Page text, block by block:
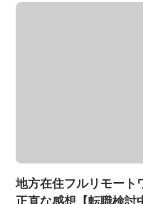
地方在住フルリモート